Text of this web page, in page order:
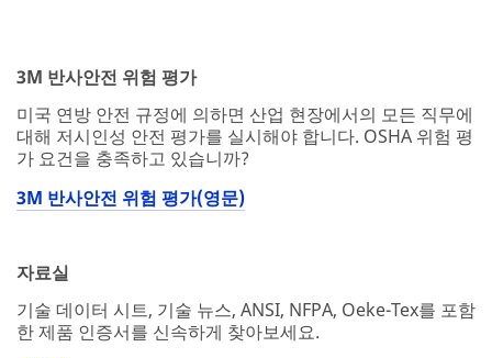
3M 반사안전 위험 평가
미국 연방 안전 규정에 의하면 산업 현장에서의 모든 직무에
대해 저시인성 안전 평가를 실시해야 합니다. OSHA 위험 평
가 요건을 충족하고 있습니까?
3M 반사안전 위험 평가(영문)
자료실
기술 데이터 시트, 기술 뉴스, ANSI, NFPA, Oeke-Tex를 포함
한 제품 인증서를 신속하게 찾아보세요.